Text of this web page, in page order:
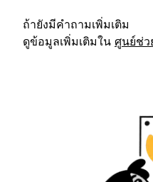
ถ้ายังมีคำถามเพิ่มเติม
ดูข้อมูลเพิ่มเติมใน ศูนย์ช่ว